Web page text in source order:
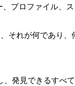
プロファイル、
それが何であり、
発見できるすべ